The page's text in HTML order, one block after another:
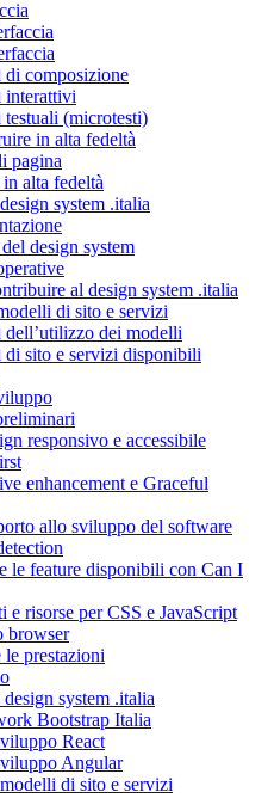
di composizione
interattivi
(microtesti)
in alta fedeltà
pagina
alta fedeltà
system .italia
design system
al design system .italia
di sito e servizi
dell’utilizzo dei modelli
sito e servizi disponibili
responsivo e accessibile
enhancement e Graceful
allo sviluppo del software
le feature disponibili con Can I
e risorse per CSS e JavaScript
browser
prestazioni
system .italia
Bootstrap Italia
React
Angular
di sito e servizi